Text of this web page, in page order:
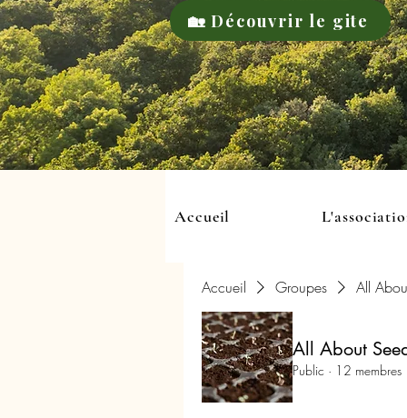
🏡 Découvrir le gite
Accueil
Accueil Groupes All
All About
Public · 12 membres